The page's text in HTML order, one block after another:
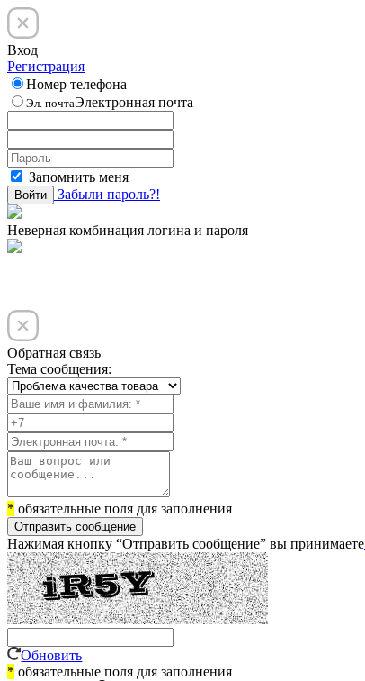
Вход
Регистрация
Номер телефона
Эл. почтаЭлектронная почта
Запомнить меня
Войти Забыли пароль?!
Неверная комбинация логина и пароля
Обратная связь
Тема сообщения:
* обязательные поля для заполнения
Отправить сообщение
Нажимая кнопку “Отправить сообщение” вы принимаете
Обновить
* обязательные поля для заполнения